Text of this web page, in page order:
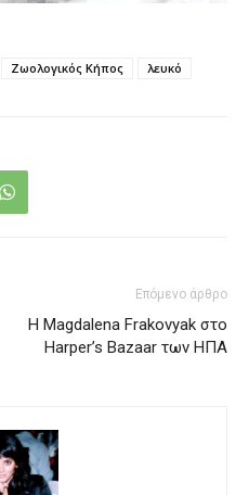
Ζωολογικός Κήπος λευκό
Επόμενο άρθρο
Η Magdalena Frakovyak στο
Harper’s Bazaar των ΗΠΑ